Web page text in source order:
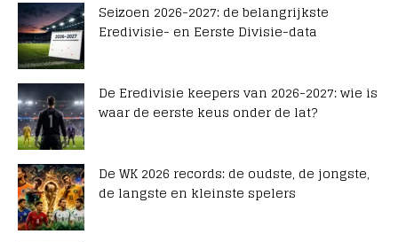
Seizoen 2026-2027: de belangrijkste
Eredivisie- en Eerste Divisie-data
De Eredivisie keepers van 2026-2027: wie is
waar de eerste keus onder de lat?
De WK 2026 records: de oudste, de jongste,
de langste en kleinste spelers